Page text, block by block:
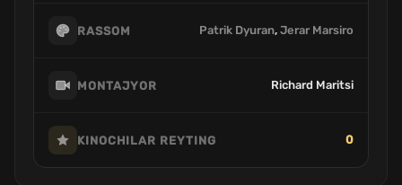
RASSOM Patrik Dyuran, Jerar Marsiro
MONTAJYOR Richard Maritsi
KINOCHILAR REYTING 0